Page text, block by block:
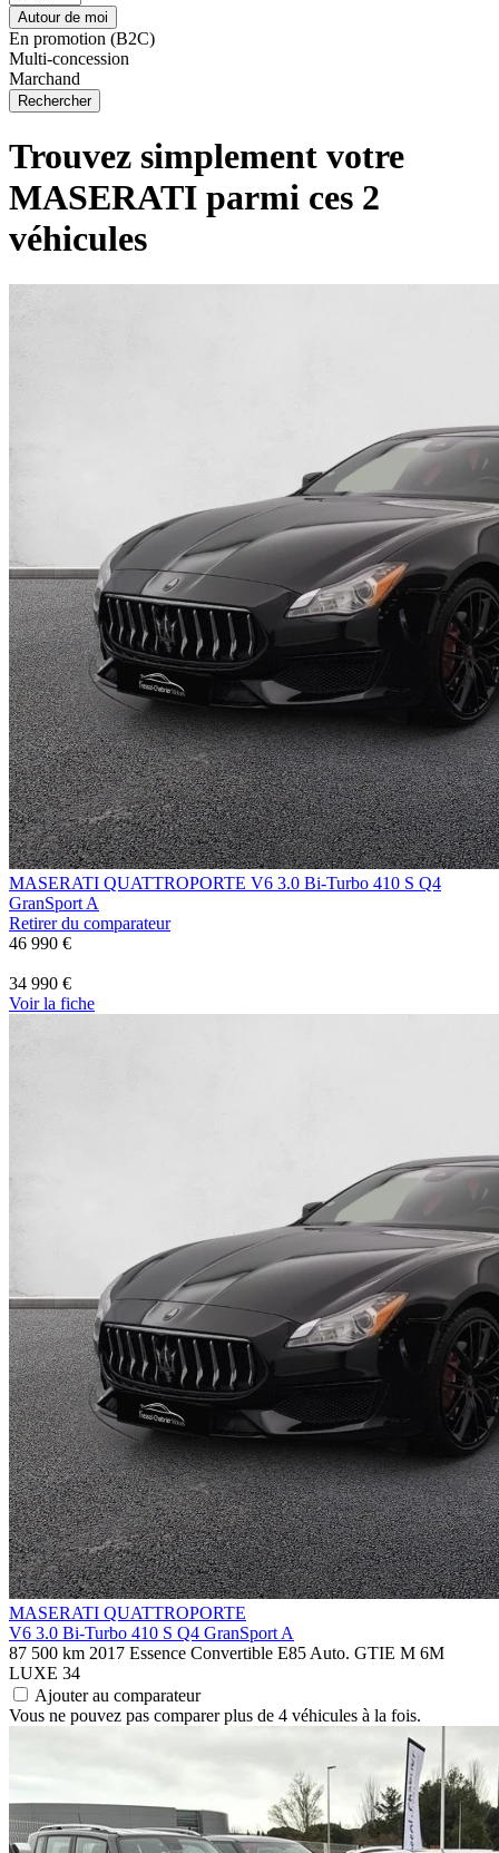
Autour de moi
En promotion (B2C)
Multi-concession
Marchand
Trouvez simplement votre
MASERATI parmi ces 2
véhicules
MASERATI QUATTROPORTE V6 3.0 Bi-Turbo 410 S Q4
GranSport A
Retirer du comparateur
46 990 €
34 990 €
Voirla fiche
MASERATI QUATTROPORTE
V6 3.0 Bi-Turbo 410 S Q4 GranSport A
87 500 km 2017 Essence Convertible E85 Auto. GTIE M 6M
LUXE 34
Ajouter au comparateur
Vous ne pouvez pas comparer plus de 4 véhicules à la fois.